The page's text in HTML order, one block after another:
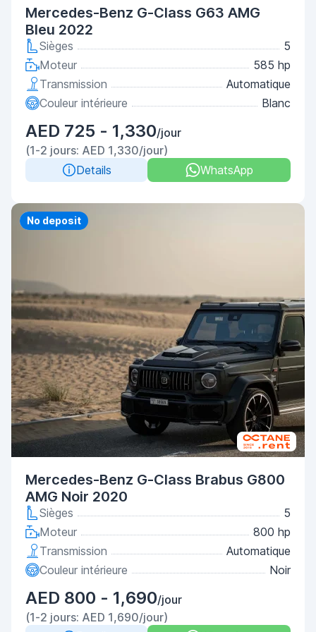
Mercedes-Benz G-Class G63 AMG
Bleu 2022
Sièges
5
Moteur
585 hp
Transmission
Automatique
Couleur intérieure
Blanc
AED 725 - 1,330/jour
(1-2 jours: AED 1,330/jour)
Details
WhatsApp
Priority
No deposit
Mercedes-Benz G-Class Brabus G800
AMG Noir 2020
Sièges
5
Moteur
800 hp
Transmission
Automatique
Couleur intérieure
Noir
AED 800 - 1,690/jour
(1-2 jours: AED 1,690/jour)